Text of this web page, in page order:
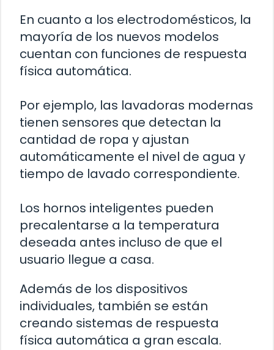
En cuanto a los electrodomésticos, la
mayoría de los nuevos modelos
cuentan con funciones de respuesta
física automática.
Por ejemplo, las lavadoras modernas
tienen sensores que detectan la
cantidad de ropa y ajustan
automáticamente el nivel de agua y
tiempo de lavado correspondiente.
Los hornos inteligentes pueden
precalentarse a la temperatura
deseada antes incluso de que el
usuario llegue a casa.
Además de los dispositivos
individuales, también se están
creando sistemas de respuesta
física automática a gran escala.